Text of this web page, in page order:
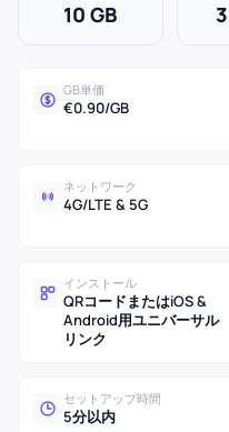
10 GB
GB単価
€0.90/GB
ネットワーク
4G/LTE & 5G
インストール
QRコードまたはiOS &
Android用ユニバーサル
リンク
セットアップ時間
5分以内